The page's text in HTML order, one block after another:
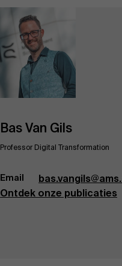
Bas Van Gils
Professor Digital Transformation
Email
Ontdek onze publicaties